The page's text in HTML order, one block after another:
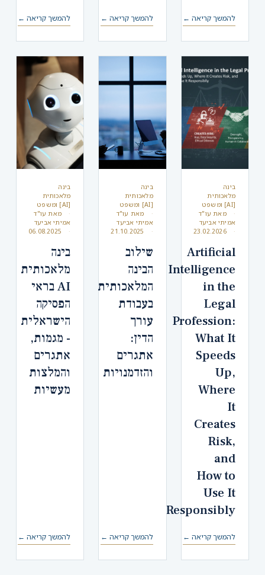
להמשך קריאה ← להמשך קריאה ← להמשך קריאה ←
בינה
מלאכותית
[AI] ומשפט
מאת עו"ד
אמיתי אביעד
23.02.2026
Artificial
Intelligence
in the
Legal
Profession:
What It
Speeds
Up,
Where
It
Creates
Risk,
and
How to
Use It
Responsibly
להמשך קריאה ←
בינה
מלאכותית
[AI] ומשפט
מאת עו"ד
אמיתי אביעד
21.10.2025
שילוב
הבינה
המלאכותית
בעבודת
עורך
הדין:
אתגרים
והזדמנויות
להמשך קריאה ←
בינה
מלאכותית
[AI] ומשפט
מאת עו"ד
אמיתי אביעד
06.08.2025
בינה
מלאכותית
AI בראי
הפסיקה
הישראלית
- מגמות,
אתגרים
והמלצות
מעשיות
להמשך קריאה ←